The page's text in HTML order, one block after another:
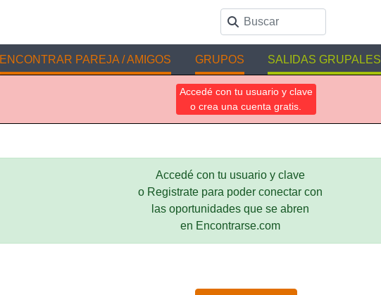
ENCONTRAR PAREJA / AMIGOS GRUPOS SALIDAS GRUPALES
Accedé con tu usuario y clave
o crea una cuenta gratis.
Accedé con tu usuario y clave
o Registrate para poder conectar con
las oportunidades que se abren
en Encontrarse.com